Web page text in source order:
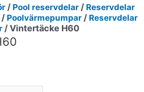
/ Pool reservdelar / Reservdelar
/ Poolvärmepumpar / Reservdelar
/ Vintertäcke H60